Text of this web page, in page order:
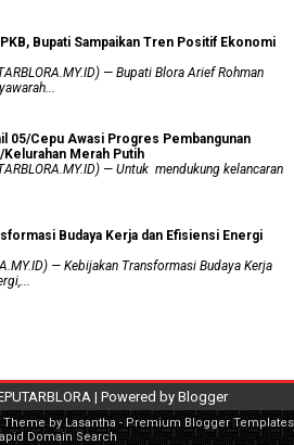
Bupati Sampaikan Tren Positif Ekonomi
— Bupati Blora Arief Rohman
05/Cepu Awasi Progres Pembangunan
Kelurahan Merah Putih
— Untuk mendukung kelancaran
Budaya Kerja dan Efisiensi Energi
— Kebijakan Transformasi Budaya Kerja
| Powered by Blogger
byLasantha-Premium Blogger Templates
Domain Search